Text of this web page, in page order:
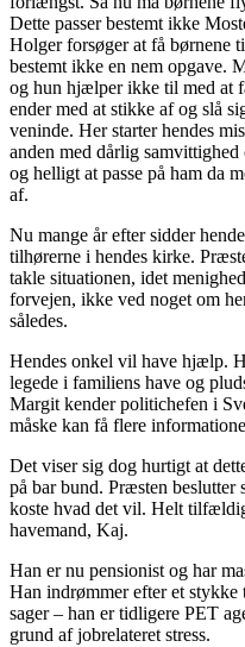
Dette passer bestemt ikke
Holger forsøger at få børnene
bestemt ikke en nem opgave.
og hun hjælper ikke til med at
ender med at stikke af og slå
veninde. Her starter hendes
anden med dårlig
og helligt at passe på ham da
af.
Nu mange år efter sidder
tilhørerne i hendes kirke.
takle situationen, idet
forvejen, ikke ved noget om
således.
Hendes onkel vil have hjælp.
legede i familiens have og
Margit kender politichefen i
måske kan få flere
Det viser sig dog hurtigt at
på bar bund. Præsten
koste hvad det vil. Helt
havemand, Kaj.
Han er nu pensionist og har
Han indrømmer efter et
sager – han er tidligere PET
grund af jobrelateret stress.